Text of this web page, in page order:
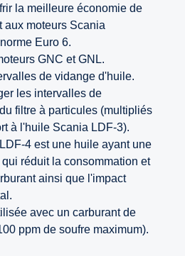
la meilleure économie de
aux moteurs Scania
Euro 6.
GNC et GNL.
de vidange d'huile.
les intervalles de
filtre à particules (multipliés
à l'huile Scania LDF-3).
4 est une huile ayant une
réduit la consommation et
ainsi que l'impact
avec un carburant de
ppm de soufre maximum).